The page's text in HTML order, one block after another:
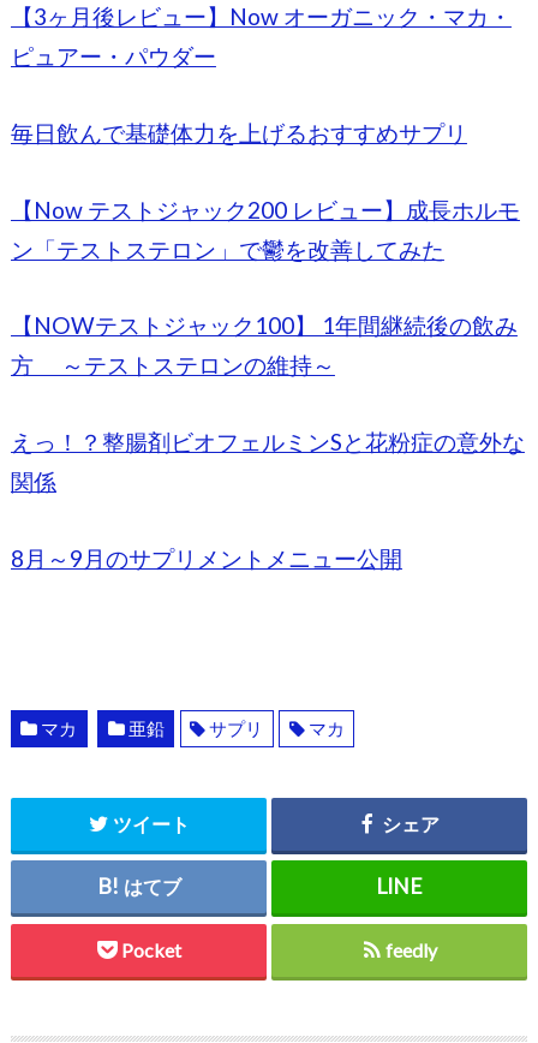
【3ヶ月後レビュー】Now オーガニック・マカ・
ピュアー・パウダー
毎日飲んで基礎体力を上げるおすすめサプリ
【Now テストジャック200 レビュー】成長ホルモ
ン「テストステロン」で鬱を改善してみた
【NOWテストジャック100】 1年間継続後の飲み
方 ～テストステロンの維持～
えっ！？整腸剤ビオフェルミンSと花粉症の意外な
関係
8月～9月のサプリメントメニュー公開
マカ 亜鉛 サプリ マカ
ツイート シェア
はてブ
Pocket feedly